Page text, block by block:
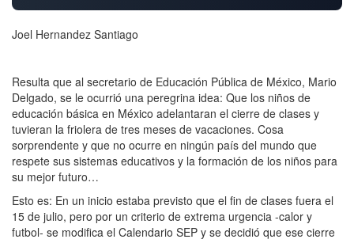
Joel Hernandez Santiago
Resulta que al secretario de Educación Pública de México, Mario
Delgado, se le ocurrió una peregrina idea: Que los niños de
educación básica en México adelantaran el cierre de clases y
tuvieran la friolera de tres meses de vacaciones. Cosa
sorprendente y que no ocurre en ningún país del mundo que
respete sus sistemas educativos y la formación de los niños para
su mejor futuro…
Esto es: En un inicio estaba previsto que el fin de clases fuera el
15 de julio, pero por un criterio de extrema urgencia -calor y
futbol- se modifica el Calendario SEP y se decidió que ese cierre